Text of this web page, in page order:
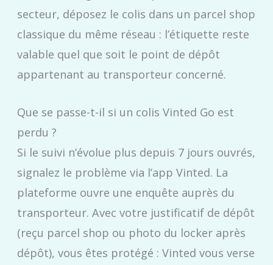
secteur, déposez le colis dans un parcel shop
classique du même réseau : l’étiquette reste
valable quel que soit le point de dépôt
appartenant au transporteur concerné.
Que se passe-t-il si un colis Vinted Go est
perdu ?
Si le suivi n’évolue plus depuis 7 jours ouvrés,
signalez le problème via l’app Vinted. La
plateforme ouvre une enquête auprès du
transporteur. Avec votre justificatif de dépôt
(reçu parcel shop ou photo du locker après
dépôt), vous êtes protégé : Vinted vous verse